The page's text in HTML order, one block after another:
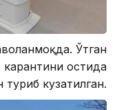
Ўтган
карантини остида
кузатилган.